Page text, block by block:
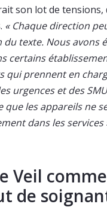
son lot de tensions,
« Chaque direction
texte. Nous avons
certains
qui prennent en
urgences et des
que les appareils ne
dans les services
Veil
de